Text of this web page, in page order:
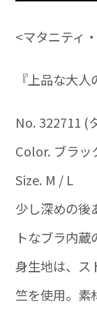
<マタニティ
『上品な大人
No. 322711 (
Color. ブラッ
Size. M / L
少し深めの後
トなブラ内蔵
身生地は、ス
竺を使用。素